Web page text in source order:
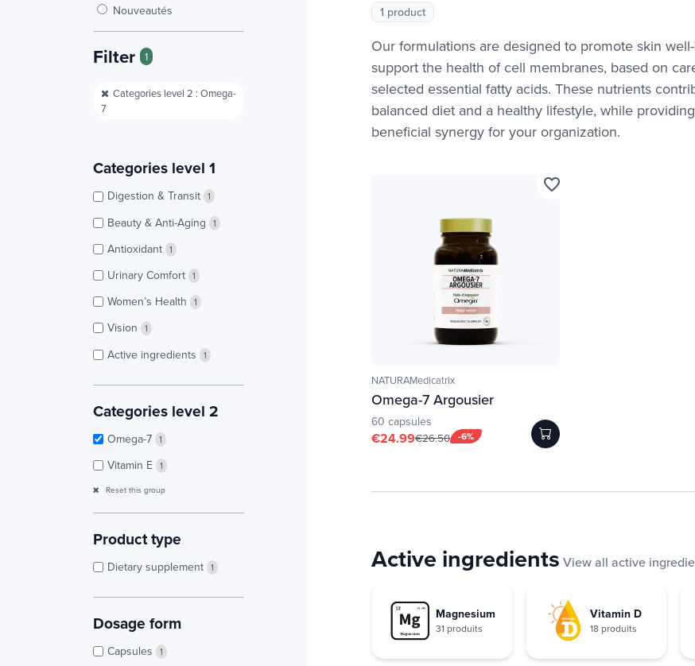
Nouveautés
Filter 1
Categories level 2 : Omega-
7
Categories level 1
Digestion & Transit 1
Beauty & Anti-Aging 1
Antioxidant 1
Urinary Comfort 1
Women’s Health 1
Vision 1
Active ingredients 1
Categories level 2
Omega-7 1
Vitamin E 1
Reset this group
Product type
Dietary supplement 1
Dosage form
Capsules 1
1 product
Our formulations are designed to promote skin
support the health of cell membranes, based on
selected essential fatty acids. These nutrients
balanced diet and a healthy lifestyle, while
beneficial synergy for your organization.
NATURAMedicatrix
Omega-7 Argousier
60 capsules
-6%
€24.99€26.50
favorite_border
Active ingredients View all active
Magnesium
31 produits
Vitamin D
18 produits